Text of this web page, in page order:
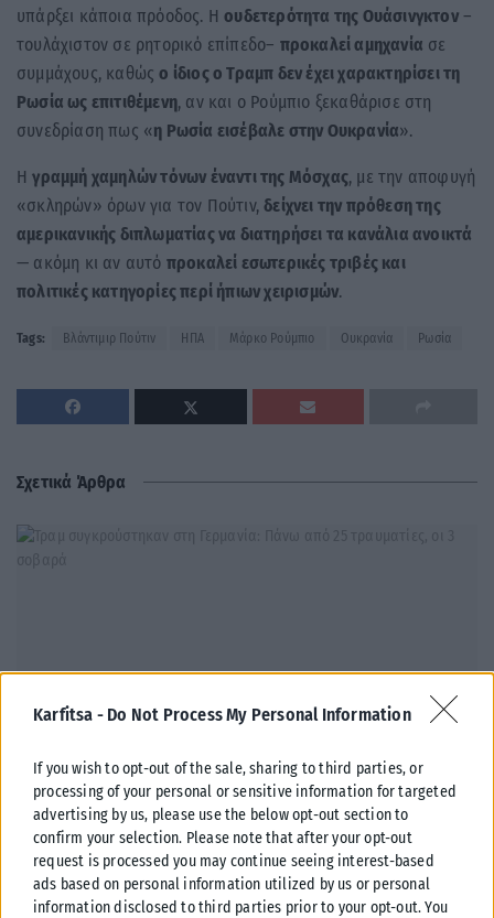
Karfitsa - Do Not Process My Personal Information
If you wish to opt-out of the sale, sharing to third parties, or
processing of your personal or sensitive information for targeted
advertising by us, please use the below opt-out section to
confirm your selection. Please note that after your opt-out
request is processed you may continue seeing interest-based
ads based on personal information utilized by us or personal
information disclosed to third parties prior to your opt-out. You
υπάρξει κάποια πρόοδος. Ηουδετερότητα της Ουάσινγκτον–
τουλάχιστον σε ρητορικό επίπεδο– προκαλεί αμηχανία σε
συμμάχους, καθώςο ίδιος ο Τραμπ δεν έχει χαρακτηρίσει τη
Ρωσία ως επιτιθέμενη, αν και ο Ρούμπιο ξεκαθάρισε στη
συνεδρίαση πως «η Ρωσία εισέβαλε στην Ουκρανία».
Ηγραμμή χαμηλών τόνων έναντι της Μόσχας, με την αποφυγή
«σκληρών» όρων για τον Πούτιν,δείχνει την πρόθεση της
αμερικανικής διπλωματίας να διατηρήσει τα κανάλια ανοικτά
— ακόμη κι αν αυτό προκαλεί εσωτερικές τριβές και
πολιτικές κατηγορίες περί ήπιων χειρισμών.
Tags: Βλάντιμιρ Πούτιν ΗΠΑ Μάρκο Ρούμπιο Ουκρανία Ρωσία
Σχετικά Άρθρα
ΔΙΕΘΝΉ
Τραμ συγκρούστηκαν στη Γερμανία: Πάνω από 25 τραυματίες,
οι 3 σοβαρά